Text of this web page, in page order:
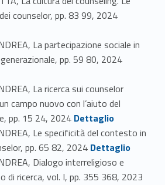
counselor, pp. 83 99, 2024
La partecipazione sociale in
pp. 59 80, 2024
La ricerca sui counselor
campo nuovo con l’aiuto del
pp. 15 24, 2024 Link identifier #identifier_person_11170-33
Dettaglio
Le specificità del contesto in
pp. 65 82, 2024 Link identifier #identifier_person_46067-34
Dettaglio
Dialogo interreligioso e
di ricerca, vol. I, pp. 355 368, 2023